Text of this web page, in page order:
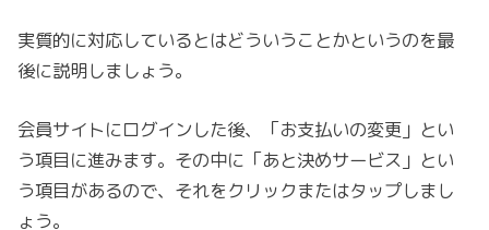
実質的に対応しているとはどういうことかというのを最
後に説明しましょう。
会員サイトにログインした後、「お支払いの変更」とい
う項目に進みます。その中に「あと決めサービス」とい
う項目があるので、それをクリックまたはタップしまし
ょう。